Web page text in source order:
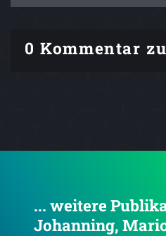
0 Kommentar
... weitere
Johanning,